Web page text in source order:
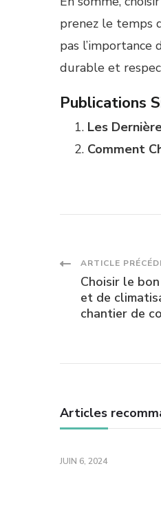
prenez le temps
pas l’importance
durable et
Publications
Les
Comment
des
ARTICLE
Choisir le
et de
chantier de
Articles
JUIN 6, 2024